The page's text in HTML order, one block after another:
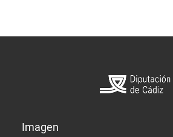
Imagen